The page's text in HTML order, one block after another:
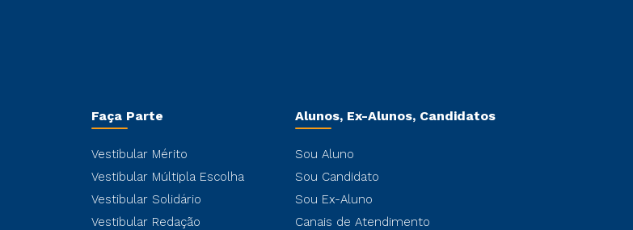
Faça Parte
Vestibular Mérito
Vestibular Múltipla Escolha
Vestibular Solidário
Vestibular Redação
Alunos, Ex-Alunos, Candidatos
Sou Aluno
Sou Candidato
Sou Ex-Aluno
Canais de Atendimento